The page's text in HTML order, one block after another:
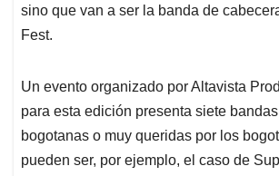
sino que van a ser la banda de
Fest.
Un evento organizado por Altavista
para esta edición presenta siete
bogotanas o muy queridas por los
pueden ser, por ejemplo, el caso de